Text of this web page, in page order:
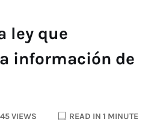
ley que
información de
45 VIEWS READ IN 1 MINUTE